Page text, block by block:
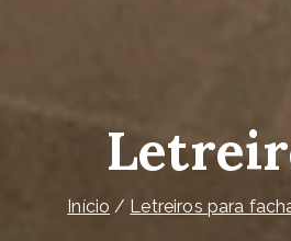
Início Letreiros para